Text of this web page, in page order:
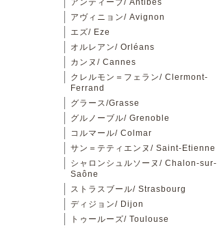
アンティーブ/ Antibes
アヴィニョン/ Avignon
エズ/ Eze
オルレアン/ Orléans
カンヌ/ Cannes
クレルモン＝フェラン/ Clermont-
Ferrand
グラース/Grasse
グルノーブル/ Grenoble
コルマール/ Colmar
サン＝テティエンヌ/ Saint-Etienne
シャロンシュルソーヌ/ Chalon-sur-
Saône
ストラスブール/ Strasbourg
ディジョン/ Dijon
トゥールーズ/ Toulouse